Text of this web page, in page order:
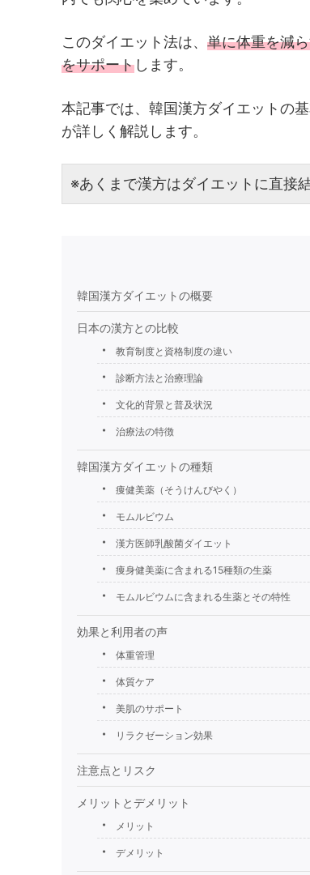
このダイエット法は、 単に体重を減
をサポートします。
本記事では、韓国漢方ダイエットの
が詳しく解説します。
※あくまで漢方はダイエットに直接
韓国漢方ダイエットの概要
日本の漢方との比較
教育制度と資格制度の違い
診断方法と治療理論
文化的背景と普及状況
治療法の特徴
韓国漢方ダイエットの種類
痩健美薬（そうけんびやく）
モムルビウム
漢方医師乳酸菌ダイエット
痩身健美薬に含まれる15種類の生薬
モムルビウムに含まれる生薬とその特性
効果と利用者の声
体重管理
体質ケア
美肌のサポート
リラクゼーション効果
注意点とリスク
メリットとデメリット
メリット
デメリット